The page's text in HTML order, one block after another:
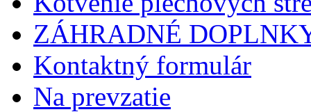
ZÁHRADNÉ
Kontaktný formulár
Na prevzatie